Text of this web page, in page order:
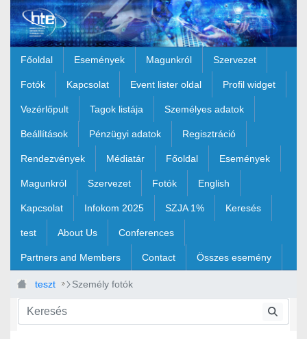
Ugrás a fő tartalomhoz
Főoldal Események Magunkról Szervezet
Fotók Kapcsolat Event lister oldal Profil widget
Vezérlőpult Tagok listája Személyes adatok
Beállítások Pénzügyi adatok Regisztráció
Rendezvények Médiatár Főoldal Események
Magunkról Szervezet Fotók English
Kapcsolat Infokom 2025 SZJA 1% Keresés
test About Us Conferences
Partners and Members Contact Összes esemény
teszt Személy fotók